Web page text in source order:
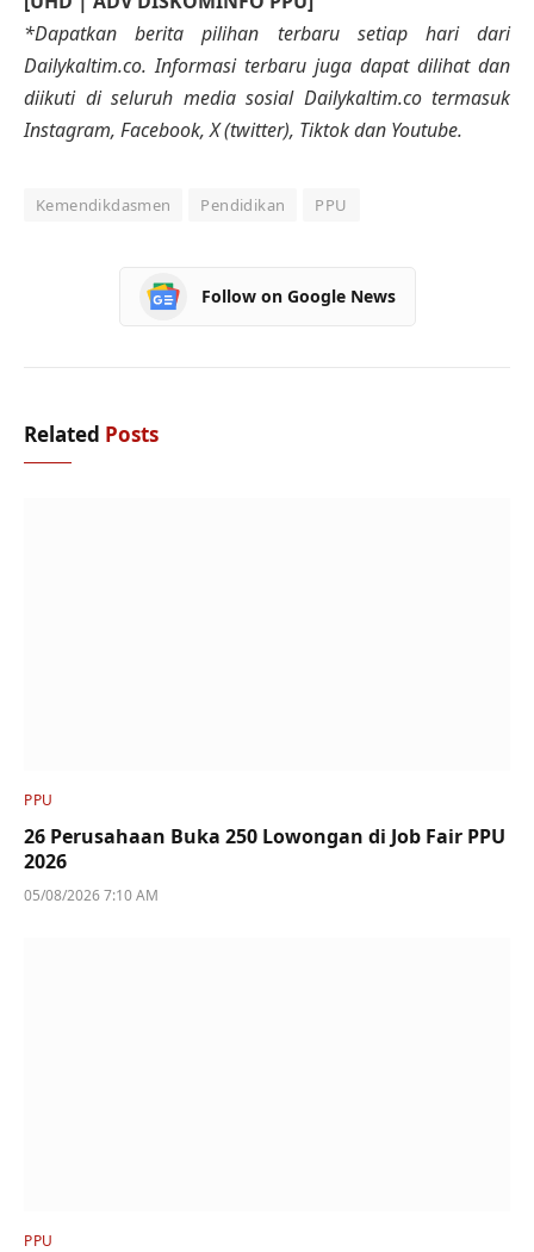
*Dapatkan berita pilihan terbaru setiap hari dari
Dailykaltim.co. Informasi terbaru juga dapat dilihat dan
diikuti di seluruh media sosial Dailykaltim.co termasuk
Instagram, Facebook, X (twitter), Tiktok dan Youtube.
Kemendikdasmen Pendidikan PPU
Follow on Google News
Related Posts
PPU
26 Perusahaan Buka 250 Lowongan di Job Fair PPU
2026
05/08/2026 7:10 AM
PPU